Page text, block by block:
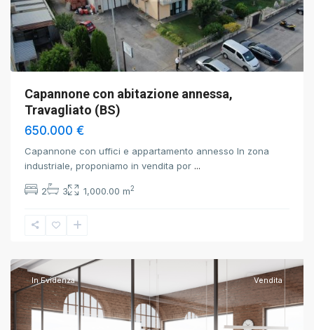
Capannone con abitazione annessa,
Travagliato (BS)
650.000 €
Capannone con uffici e appartamento annesso In zona
industriale, proponiamo in vendita por ...
2 3 1,000.00 m2
Brescia,
In Evidenza Vendita